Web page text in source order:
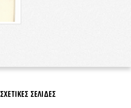
ΣΧΕΤΙΚΕΣ ΣΕΛΙΔΕΣ